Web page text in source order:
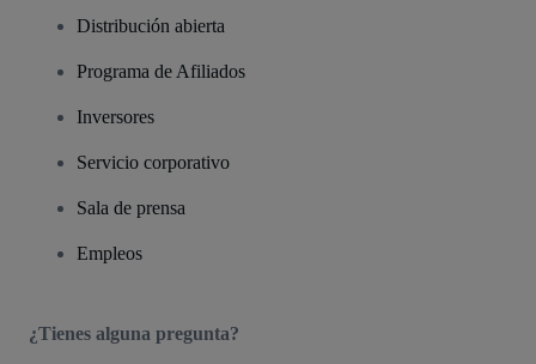
Distribución abierta
Programa de Afiliados
Inversores
Servicio corporativo
Sala de prensa
Empleos
¿Tienes alguna pregunta?